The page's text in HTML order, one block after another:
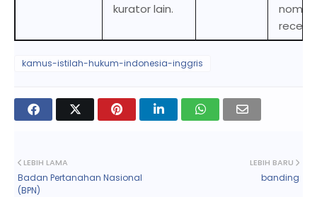
kurator lain.
kamus-istilah-hukum-indonesia-inggris
LEBIH BARU
banding
LEBIH LAMA
Badan Pertanahan Nasional
(BPN)